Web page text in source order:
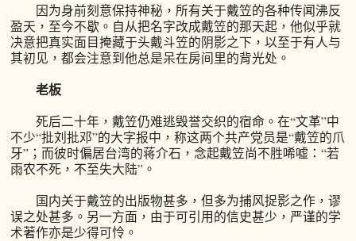
因为身前刻意保持神秘，所有关于戴笠的各种传闻沸反
盈天，至今不歇。自从把名字改成戴笠的那天起，他似乎就
决意把真实面目掩藏于头戴斗笠的阴影之下，以至于有人与
其初见，都会注意到他总是呆在房间里的背光处。
老板
死后二十年，戴笠仍难逃毁誉交织的宿命。在“文革”中
不少“批刘批邓”的大字报中，称这两个共产党员是“戴笠的爪
牙”；而彼时偏居台湾的蒋介石，念起戴笠尚不胜唏嘘：“若
雨农不死，不至失大陆”。
国内关于戴笠的出版物甚多，但多为捕风捉影之作，谬
误之处甚多。另一方面，由于可引用的信史甚少，严谨的学
术著作亦是少得可怜。